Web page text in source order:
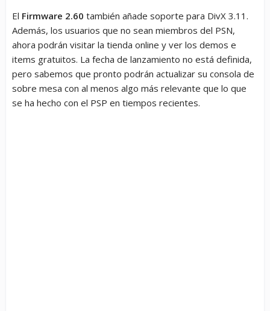
El Firmware 2.60 también añade soporte para DivX 3.11.
Además, los usuarios que no sean miembros del PSN,
ahora podrán visitar la tienda online y ver los demos e
items gratuitos. La fecha de lanzamiento no está definida,
pero sabemos que pronto podrán actualizar su consola de
sobre mesa con al menos algo más relevante que lo que
se ha hecho con el PSP en tiempos recientes.